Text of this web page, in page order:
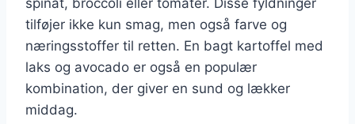
tilføjer ikke kun smag, men også farve og
næringsstoffer til retten. En bagt kartoffel med
laks og avocado er også en populær
kombination, der giver en sund og lækker
middag.